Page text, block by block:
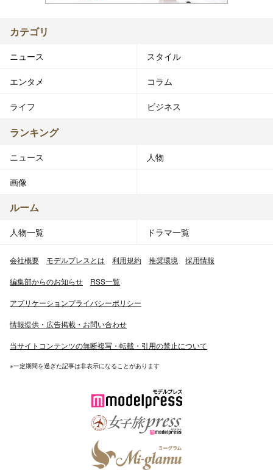
カテゴリ
ニュース スタイル
エンタメ コラム
ライフ ビジネス
ランキング
ニュース 人物
画像
ルーム
人物一覧 ドラマ一覧
会社概要 モデルプレスとは 利用規約 推奨環境 採用情報
編集部からのお知らせ RSS一覧
アプリケーションプライバシーポリシー
情報提供・広告掲載・お問い合わせ
当サイトコンテンツの無断複写・転載・引用の禁止について
※一定期間を過ぎた記事は非表示になることがあります